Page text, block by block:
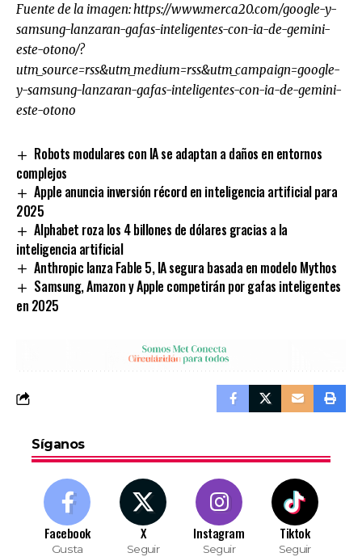
Fuente de la imagen:https://www.merca20.com/google-y-
samsung-lanzaran-gafas-inteligentes-con-ia-de-gemini-
este-otono/?
utm_source=rss&utm_medium=rss&utm_campaign=google-
y-samsung-lanzaran-gafas-inteligentes-con-ia-de-gemini-
este-otono
Robots modulares con IA se adaptan a daños en entornos
complejos
Apple anuncia inversión récord en inteligencia artificial para
2025
Alphabet roza los 4 billones de dólares gracias a la
inteligencia artificial
Anthropic lanza Fable 5, IA segura basada en modelo Mythos
Samsung, Amazon y Apple competirán por gafas inteligentes
en 2025
Síganos
Facebook
Gusta
X
Seguir
Instagram
Seguir
Tiktok
Seguir